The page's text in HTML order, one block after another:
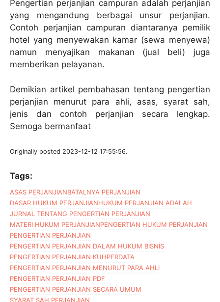
Pengertian perjanjian campuran adalah perjanjian
yang mengandung berbagai unsur perjanjian.
Contoh perjanjian campuran diantaranya pemilik
hotel yang menyewakan kamar (sewa menyewa)
namun menyajikan makanan (jual beli) juga
memberikan pelayanan.
Demikian artikel pembahasan tentang pengertian
perjanjian menurut para ahli, asas, syarat sah,
jenis dan contoh perjanjian secara lengkap.
Semoga bermanfaat
Originally posted 2023-12-12 17:55:56.
Tags:
ASAS PERJANJIANBATALNYA PERJANJIAN
DASAR HUKUM PERJANJIANHUKUM PERJANJIAN ADALAH
JURNAL TENTANG PENGERTIAN PERJANJIAN
MATERI HUKUM PERJANJIANPENGERTIAN HUKUM PERJANJIAN
PENGERTIAN PERJANJIAN
PENGERTIAN PERJANJIAN DALAM HUKUM BISNIS
PENGERTIAN PERJANJIAN KUHPERDATA
PENGERTIAN PERJANJIAN MENURUT PARA AHLI
PENGERTIAN PERJANJIAN PDF
PENGERTIAN PERJANJIAN SECARA UMUM
SYARAT SAH PERJANJIAN